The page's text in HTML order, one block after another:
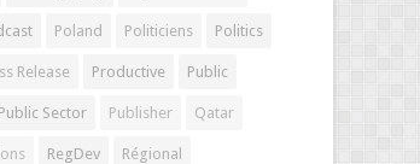
Poland Politiciens Politics
Release Productive Public
Public Sector Publisher Qatar
RegDev Régional